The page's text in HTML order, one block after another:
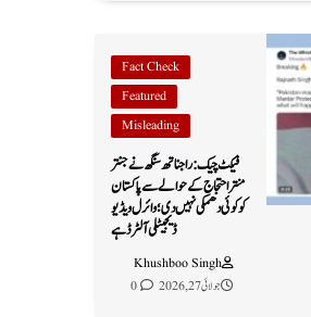
Fact Check
Featured
Misleading
فیکٹ چیک: راجناتھ سنگھ نے جنتر
منتر احتجاج کے حوالے سے پاکستان
کو کوئی دھمکی نہیں دی؛ وائرل ویڈیو
ڈیجیٹلی آلٹرڈ ہے
Khushboo Singh
جولائی 27, 2026
0